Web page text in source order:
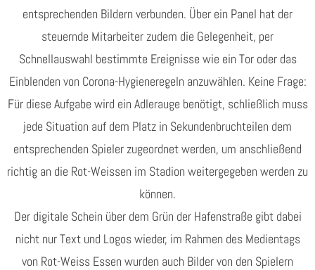
entsprechenden Bildern verbunden. Über ein Panel hat der
steuernde Mitarbeiter zudem die Gelegenheit, per
Schnellauswahl bestimmte Ereignisse wie ein Tor oder das
Einblenden von Corona-Hygieneregeln anzuwählen. Keine Frage:
Für diese Aufgabe wird ein Adlerauge benötigt, schließlich muss
jede Situation auf dem Platz in Sekundenbruchteilen dem
entsprechenden Spieler zugeordnet werden, um anschließend
richtig an die Rot-Weissen im Stadion weitergegeben werden zu
können.
Der digitale Schein über dem Grün der Hafenstraße gibt dabei
nicht nur Text und Logos wieder, im Rahmen des Medientags
von Rot-Weiss Essen wurden auch Bilder von den Spielern